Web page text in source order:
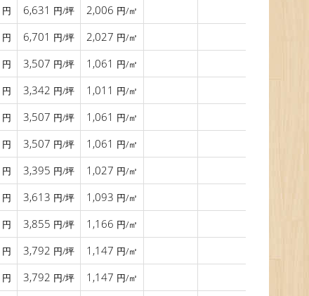
円 6,631 円/坪 2,006 円/㎡
円 6,701 円/坪 2,027 円/㎡
円 3,507 円/坪 1,061 円/㎡
円 3,342 円/坪 1,011 円/㎡
円 3,507 円/坪 1,061 円/㎡
円 3,507 円/坪 1,061 円/㎡
円 3,395 円/坪 1,027 円/㎡
円 3,613 円/坪 1,093 円/㎡
円 3,855 円/坪 1,166 円/㎡
円 3,792 円/坪 1,147 円/㎡
円 3,792 円/坪 1,147 円/㎡